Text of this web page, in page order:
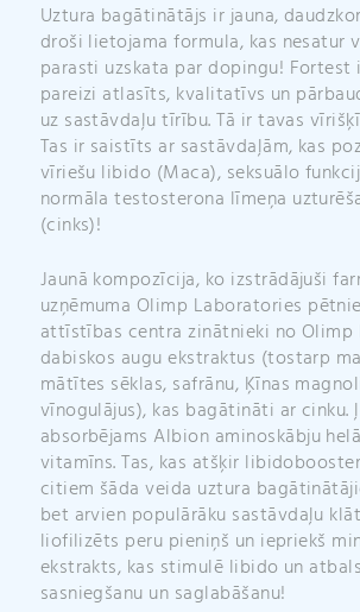
Uztura bagātinātājs ir jauna,
droši lietojama formula, kas nesatur
parasti uzskata par dopingu! Fortest
pareizi atlasīts, kvalitatīvs un
uz sastāvdaļu tīrību. Tā ir tavas
Tas ir saistīts ar sastāvdaļām, kas
vīriešu libido (Maca), seksuālo
normāla testosterona līmeņa
(cinks)!
Jaunā kompozīcija, ko izstrādājuši
uzņēmuma Olimp Laboratories
attīstības centra zinātnieki no Olimp
dabiskos augu ekstraktus (tostarp
mātītes sēklas, safrānu, Ķīnas
vīnogulājus), kas bagātināti ar cinku.
absorbējams Albion aminoskābju
vitamīns. Tas, kas atšķir
citiem šāda veida uztura
bet arvien populārāku sastāvdaļu
liofilizēts peru pieniņš un iepriekš
ekstrakts, kas stimulē libido un
sasniegšanu un saglabāšanu!